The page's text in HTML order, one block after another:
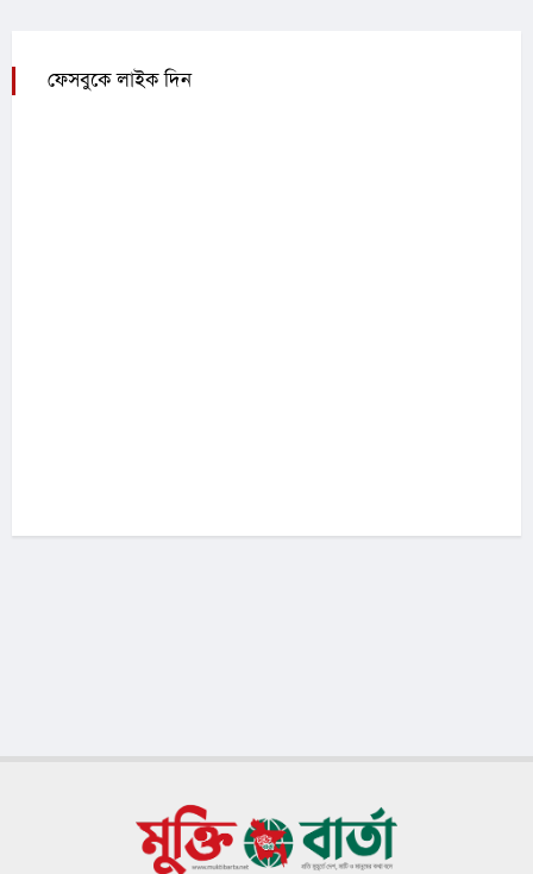
ফেসবুকে লাইক দিন